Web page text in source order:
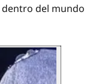
del mundo